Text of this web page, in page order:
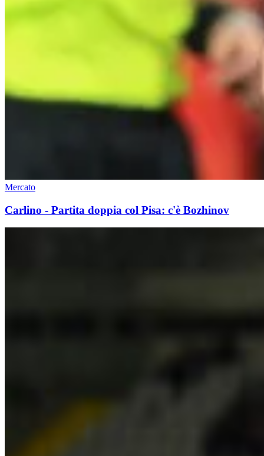
Mercato
Carlino - Partita doppia col Pisa: c'è Bozhinov